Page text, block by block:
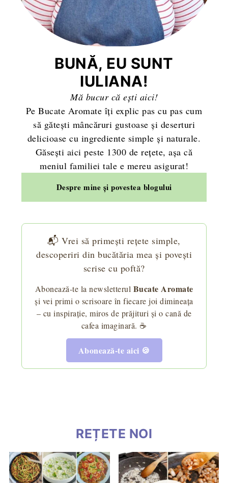
BUNĂ, EU SUNT
IULIANA!
Mă bucur că ești aici!
Pe Bucate Aromate îți explic pas cu pas cum
să gătești mâncăruri gustoase și deserturi
delicioase cu ingrediente simple și naturale.
Găsești aici peste 1300 de rețete, așa că
meniul familiei tale e mereu asigurat!
Despre mine și povestea blogului
📬 Vrei să primești rețete simple,
descoperiri din bucătăria mea și povești
scrise cu poftă?
Abonează-te la newsletterul Bucate Aromate
și vei primi o scrisoare în fiecare joi dimineața
– cu inspirație, miros de prăjituri și o cană de
cafea imaginară. ☕
Abonează-te aici 🍪
REȚETE NOI